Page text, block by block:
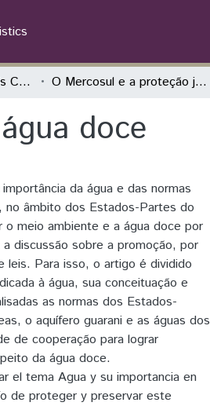
Relações Internacionais Contemporâneas O Mercosul e a proteção jurídica da água doce
doce
da água e das normas
no âmbito dos Estados-Partes do
meio ambiente e a água doce por
discussão sobre a promoção, por
leis. Para isso, o artigo é dividido
à água, sua conceituação e
as normas dos Estados-
o aquífero guarani e as águas dos
de cooperação para lograr
da água doce.
el tema Agua y su importancia en
de proteger y preservar este